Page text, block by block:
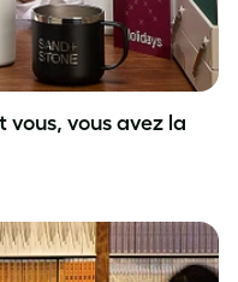
vous, vous avez la